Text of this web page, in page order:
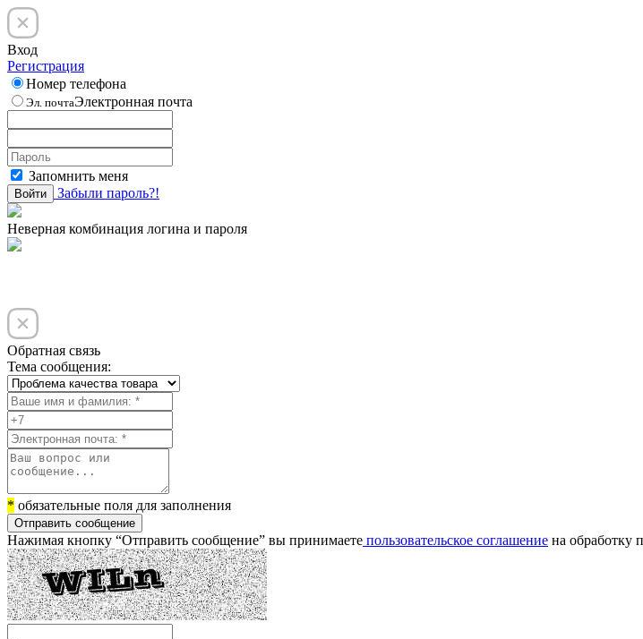
Вход
Регистрация
Номер телефона
Эл. почтаЭлектронная почта
Запомнить меня
Войти Забыли пароль?!
Неверная комбинация логина и пароля
Обратная связь
Тема сообщения:
* обязательные поля для заполнения
Отправить сообщение
Нажимая кнопку “Отправить сообщение” вы принимаете пользовательское соглашение на обработку